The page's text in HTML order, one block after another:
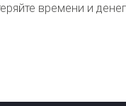
времени и